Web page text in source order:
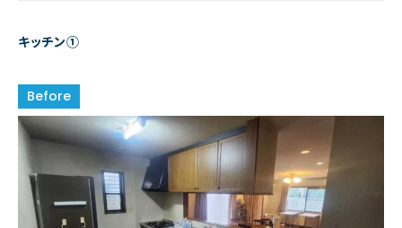
キッチン①